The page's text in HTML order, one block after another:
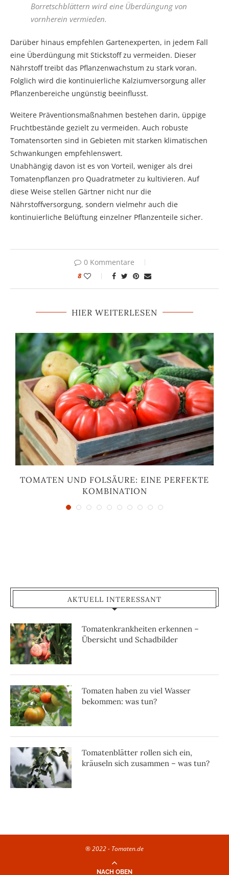
Borretschblättern wird eine Überdüngung von
vornherein vermieden.
Darüber hinaus empfehlen Gartenexperten, in jedem Fall
eine Überdüngung mit Stickstoff zu vermeiden. Dieser
Nährstoff treibt das Pflanzenwachstum zu stark voran.
Folglich wird die kontinuierliche Kalziumversorgung aller
Pflanzenbereiche ungünstig beeinflusst.
Weitere Präventionsmaßnahmen bestehen darin, üppige
Fruchtbestände gezielt zu vermeiden. Auch robuste
Tomatensorten sind in Gebieten mit starken klimatischen
Schwankungen empfehlenswert.
Unabhängig davon ist es von Vorteil, weniger als drei
Tomatenpflanzen pro Quadratmeter zu kultivieren. Auf
diese Weise stellen Gärtner nicht nur die
Nährstoffversorgung, sondern vielmehr auch die
kontinuierliche Belüftung einzelner Pflanzenteile sicher.
0 Kommentare
8
HIER WEITERLESEN
TOMATEN UND FOLSÄURE: EINE PERFEKTE
KOMBINATION
AKTUELL INTERESSANT
Tomatenkrankheiten erkennen –
Übersicht und Schadbilder
Tomaten haben zu viel Wasser
bekommen: was tun?
Tomatenblätter rollen sich ein,
kräuseln sich zusammen – was tun?
® 2022 - Tomaten.de
NACH OBEN